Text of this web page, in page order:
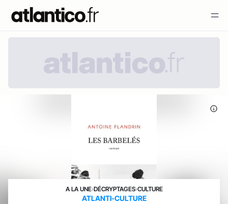
A LA UNE›DÉCRYPTAGES›CULTURE
ATLANTI-CULTURE